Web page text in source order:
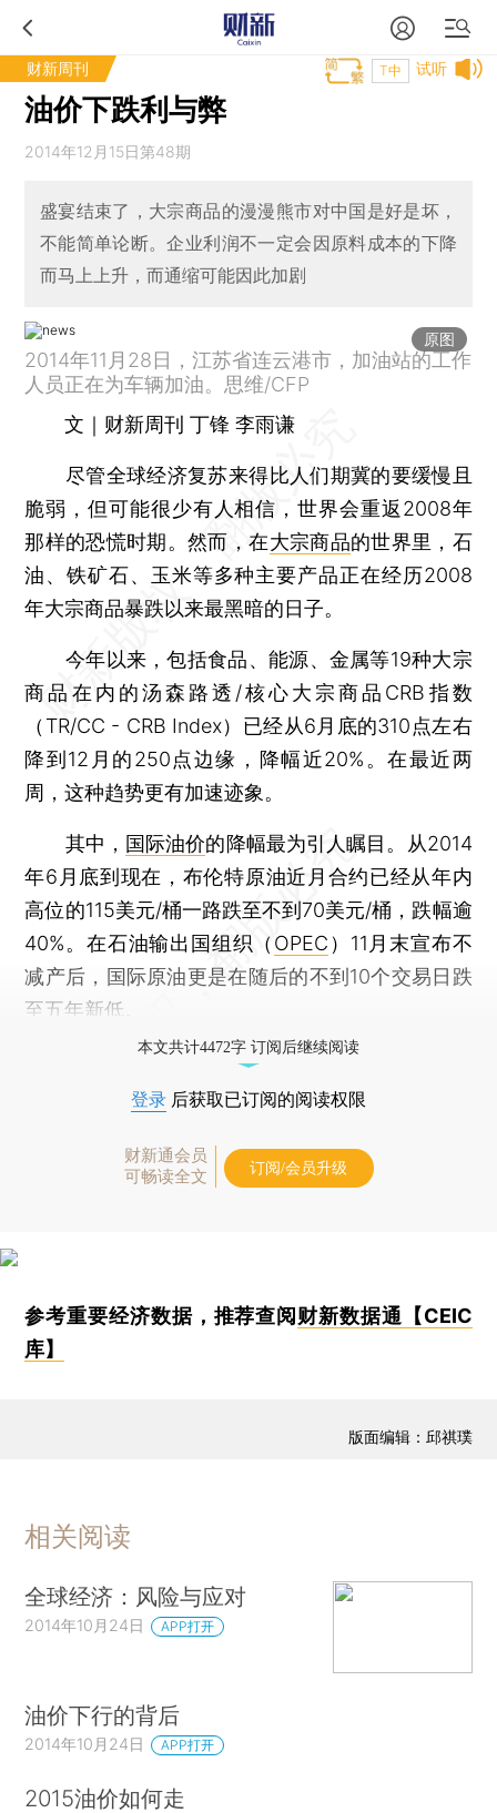
财新周刊 试听
T中
油价下跌利与弊
2014年12月15日第48期
盛宴结束了，大宗商品的漫漫熊市对中国是好是坏，
不能简单论断。企业利润不一定会因原料成本的下降
而马上上升，而通缩可能因此加剧
原图
2014年11月28日，江苏省连云港市，加油站的工作
人员正在为车辆加油。思维/CFP
文｜财新周刊 丁锋 李雨谦
尽管全球经济复苏来得比人们期冀的要缓慢且
脆弱，但可能很少有人相信，世界会重返2008年
那样的恐慌时期。然而，在大宗商品的世界里，石
油、铁矿石、玉米等多种主要产品正在经历2008
年大宗商品暴跌以来最黑暗的日子。
今年以来，包括食品、能源、金属等19种大宗
商品在内的汤森路透/核心大宗商品CRB指数
（TR/CC - CRB Index）已经从6月底的310点左右
降到12月的250点边缘，降幅近20%。在最近两
周，这种趋势更有加速迹象。
其中， 国际油价的降幅最为引人瞩目。从2014
年6月底到现在，布伦特原油近月合约已经从年内
高位的115美元/桶一路跌至不到70美元/桶，跌幅逾
40%。在石油输出国组织（ OPEC ）11月末宣布不
减产后，国际原油更是在随后的不到10个交易日跌
至五年新低。
本文共计4472字 订阅后继续阅读
登录 后获取已订阅的阅读权限
财新通会员
可畅读全文
订阅/会员升级
参考重要经济数据，推荐查阅 财新数据通【CEIC
库】
版面编辑：邱祺璞
相关阅读
全球经济：风险与应对
2014年10月24日 APP打开
油价下行的背后
2014年10月24日 APP打开
2015油价如何走